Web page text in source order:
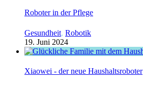
Roboter in der Pflege
Gesundheit, Robotik
19. Juni 2024
Xiaowei - der neue Haushaltsroboter